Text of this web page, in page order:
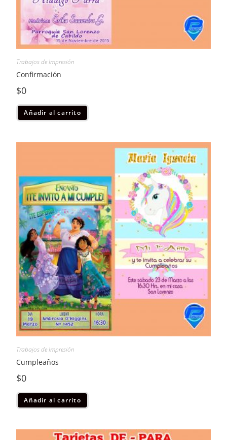
Trabajos de Impresión
Confirmación
$0
Añadir al carrito
Trabajos de Impresión
Cumpleaños
$0
Añadir al carrito